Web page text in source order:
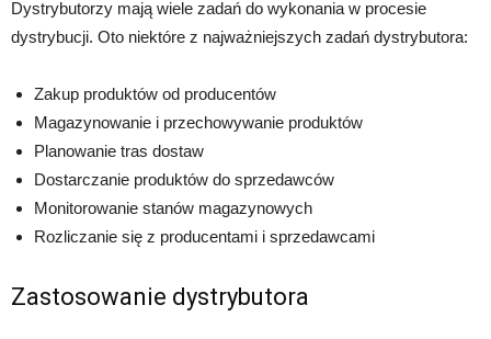
Dystrybutorzy mają wiele zadań do wykonania w procesie
dystrybucji. Oto niektóre z najważniejszych zadań dystrybutora:
Zakup produktów od producentów
Magazynowanie i przechowywanie produktów
Planowanie tras dostaw
Dostarczanie produktów do sprzedawców
Monitorowanie stanów magazynowych
Rozliczanie się z producentami i sprzedawcami
Zastosowanie dystrybutora